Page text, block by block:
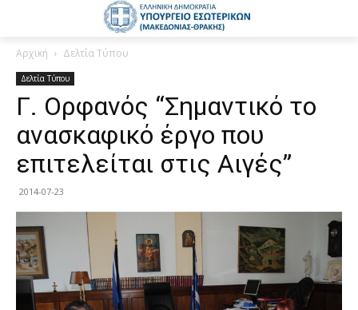
Αρχική Δελτία Τύπου
Δελτία Τύπου
Γ. Ορφανός “Σημαντικό το
ανασκαφικό έργο που
επιτελείται στις Αιγές”
2014-07-23